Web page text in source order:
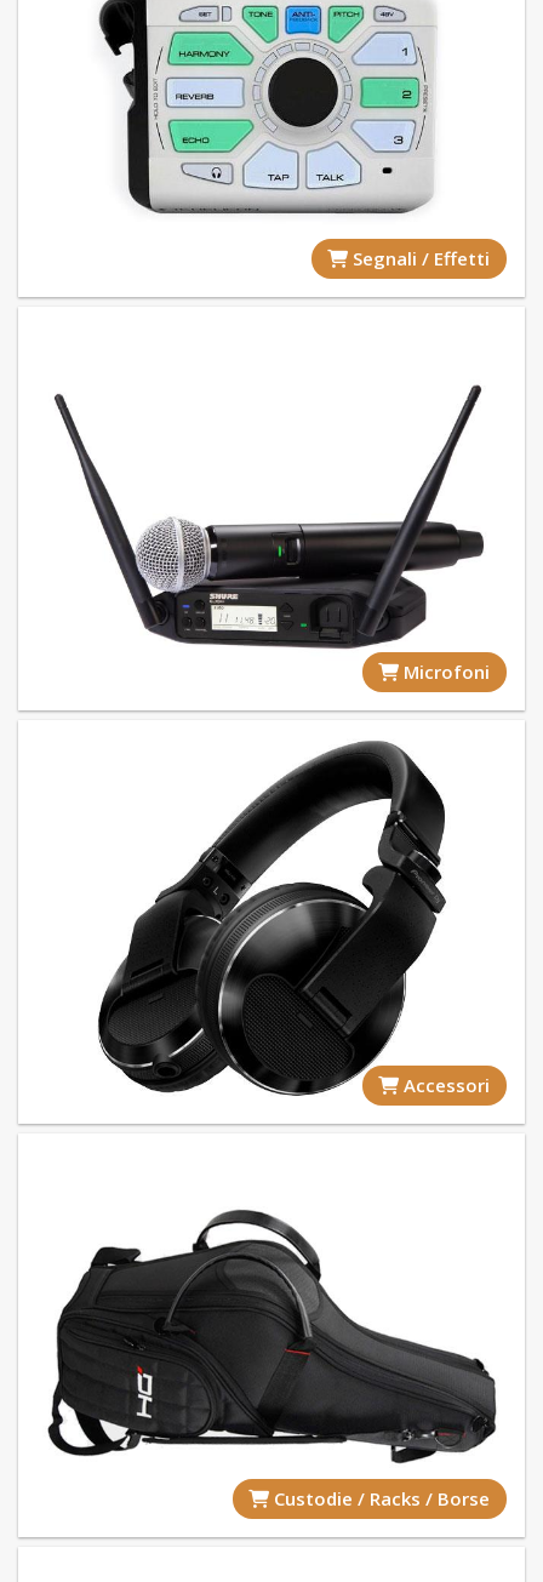
Segnali / Effetti
Microfoni
Accessori
Custodie / Racks / Borse